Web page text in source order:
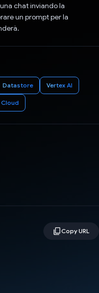
chat inviando la
un prompt per la
Datastore Vertex AI